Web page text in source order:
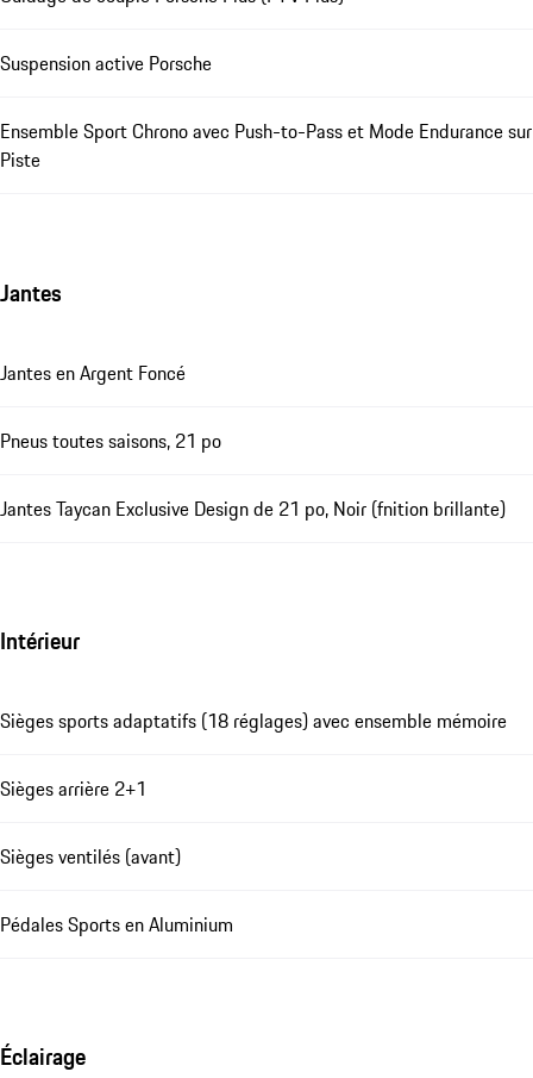
Suspension active Porsche
Ensemble Sport Chrono avec Push-to-Pass et Mode Endurance sur
Piste
Jantes
Jantes en Argent Foncé
Pneus toutes saisons, 21 po
Jantes Taycan Exclusive Design de 21 po, Noir (fnition brillante)
Intérieur
Sièges sports adaptatifs (18 réglages) avec ensemble mémoire
Sièges arrière 2+1
Sièges ventilés (avant)
Pédales Sports en Aluminium
Éclairage